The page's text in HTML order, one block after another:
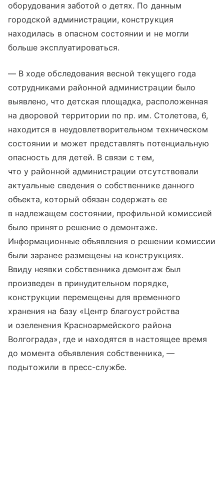
оборудования заботой о детях. По данным
городской администрации, конструкция
находилась в опасном состоянии и не могли
больше эксплуатироваться.
— В ходе обследования весной текущего года
сотрудниками районной администрации было
выявлено, что детская площадка, расположенная
на дворовой территории по пр. им. Столетова, 6,
находится в неудовлетворительном техническом
состоянии и может представлять потенциальную
опасность для детей. В связи с тем,
что у районной администрации отсутствовали
актуальные сведения о собственнике данного
объекта, который обязан содержать ее
в надлежащем состоянии, профильной комиссией
было принято решение о демонтаже.
Информационные объявления о решении комиссии
были заранее размещены на конструкциях.
Ввиду неявки собственника демонтаж был
произведен в принудительном порядке,
конструкции перемещены для временного
хранения на базу «Центр благоустройства
и озеленения Красноармейского района
Волгограда», где и находятся в настоящее время
до момента объявления собственника, —
подытожили в пресс-службе.